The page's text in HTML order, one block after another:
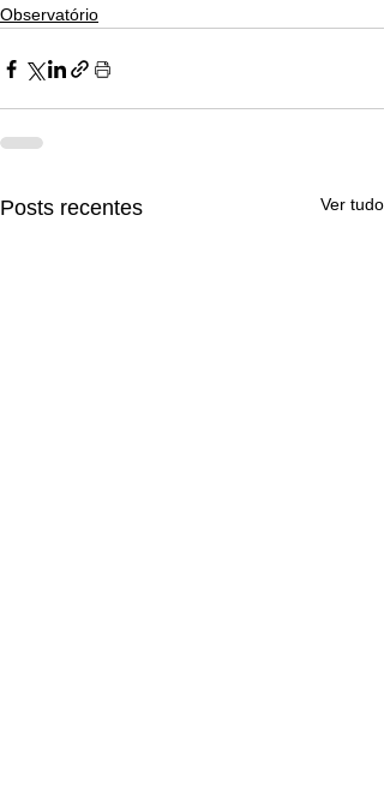
Observatório
Posts recentes Ver tudo